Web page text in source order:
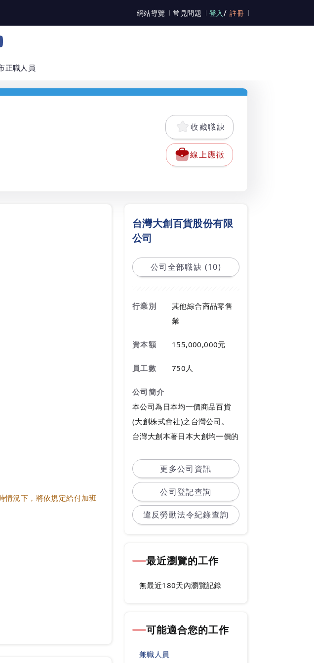
網站導覽 常見問題 登入 / 註冊
正職人員
收藏職缺
線上應徵
看地圖
情況下，將依規定給付加班
台灣大創百貨股份有限
公司
公司全部職缺 (10)
行業別
其他綜合商品零售
業
資本額 155,000,000元
員工數 750人
公司簡介
本公司為日本均一價商品百貨
(大創株式會社)之台灣公司。
台灣大創本著日本大創均一價的
高品質的購物樂趣。
本公司秉持著日本大創顧客至上
的精神在台灣創社。
大創在日本為一知名企業，有2
000多家門市、目前在台灣己有
熱誠，肯學習的你們，能一起加
入我們的行列。
ps.所有應徵履歷均採mail方式!
主旨請註明要應徵的門市名稱及
更多公司資訊
公司登記查詢
違反勞動法令紀錄查詢
最近瀏覽的工作
無最近180天內瀏覽記錄
可能適合您的工作
兼職人員